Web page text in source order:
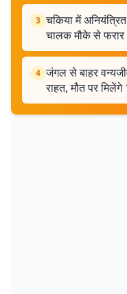
3 चकिया में
चालक मौके से फरार
4 जंगल से बाहर
राहत, मौत पर